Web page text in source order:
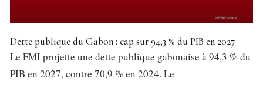
Dette publique du Gabon : cap sur 94,3 % du PIB en 2027
Le FMI projette une dette publique gabonaise à 94,3 % du
PIB en 2027, contre 70,9 % en 2024. Le